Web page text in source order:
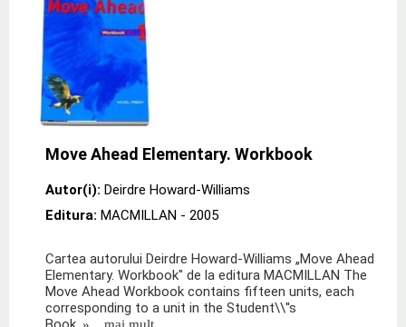
Move Ahead Elementary. Workbook
Autor(i): Deirdre Howard-Williams
Editura: MACMILLAN - 2005
Cartea autorului Deirdre Howard-Williams „Move Ahead
Elementary. Workbook" de la editura MACMILLAN The
Move Ahead Workbook contains fifteen units, each
corresponding to a unit in the Student\\''s
» ...mai mult